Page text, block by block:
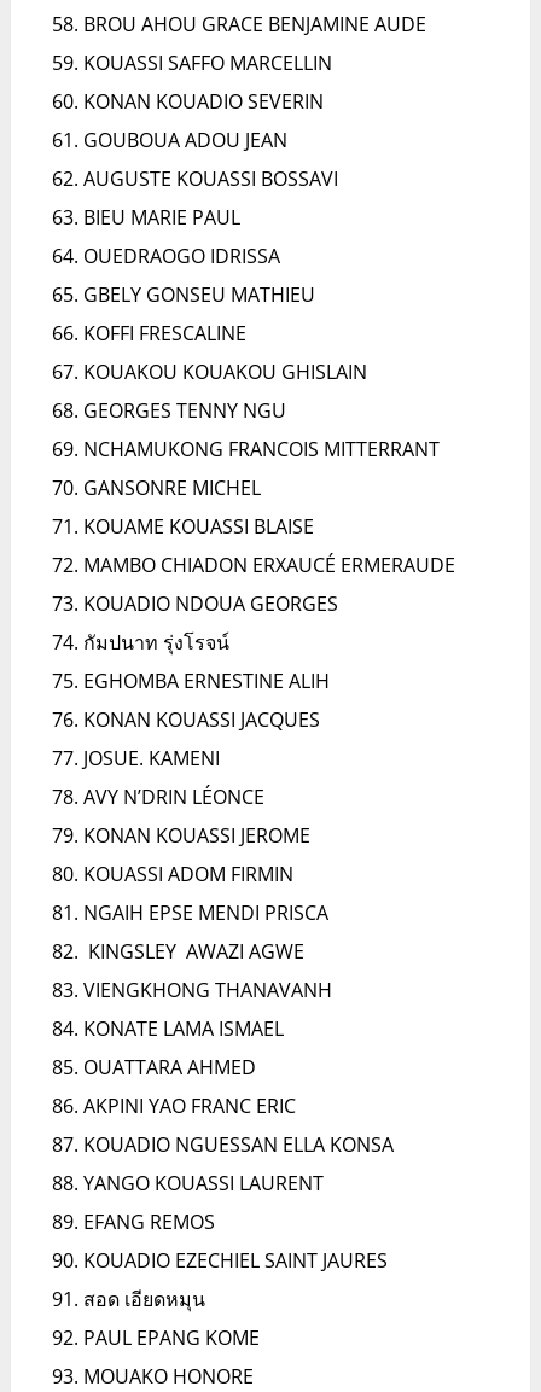
BROU AHOU GRACE BENJAMINE AUDE
KOUASSI SAFFO MARCELLIN
KONAN KOUADIO SEVERIN
GOUBOUA ADOU JEAN
AUGUSTE KOUASSI BOSSAVI
BIEU MARIE PAUL
OUEDRAOGO IDRISSA
GBELY GONSEU MATHIEU
KOFFI FRESCALINE
KOUAKOU KOUAKOU GHISLAIN
GEORGES TENNY NGU
NCHAMUKONG FRANCOIS MITTERRANT
GANSONRE MICHEL
KOUAME KOUASSI BLAISE
MAMBO CHIADON ERXAUCÉ ERMERAUDE
KOUADIO NDOUA GEORGES
กัมปนาท รุ่งโรจน์
EGHOMBA ERNESTINE ALIH
KONAN KOUASSI JACQUES
JOSUE. KAMENI
AVY N’DRIN LÉONCE
KONAN KOUASSI JEROME
KOUASSI ADOM FIRMIN
NGAIH EPSE MENDI PRISCA
KINGSLEY AWAZI AGWE
VIENGKHONG THANAVANH
KONATE LAMA ISMAEL
OUATTARA AHMED
AKPINI YAO FRANC ERIC
KOUADIO NGUESSAN ELLA KONSA
YANGO KOUASSI LAURENT
EFANG REMOS
KOUADIO EZECHIEL SAINT JAURES
สอด เอียดหมุน
PAUL EPANG KOME
MOUAKO HONORE